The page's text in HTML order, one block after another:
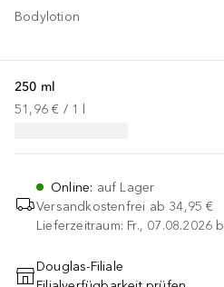
Bodylotion
250 ml
51,96 € / 1
Online: auf Lager
Versandkostenfrei ab 34,95 €
Lieferzeitraum: Fr., 07.08.2026
Douglas-Filiale